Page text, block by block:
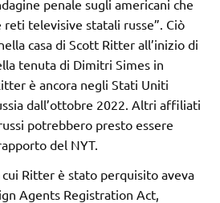
penale sugli americani che
reti televisive statali russe”. Ciò
casa di Scott Ritter all’inizio di
tenuta di Dimitri Simes in
è ancora negli Stati Uniti
dall’ottobre 2022. Altri affiliati
potrebbero presto essere
del NYT.
Ritter è stato perquisito aveva
Agents Registration Act,